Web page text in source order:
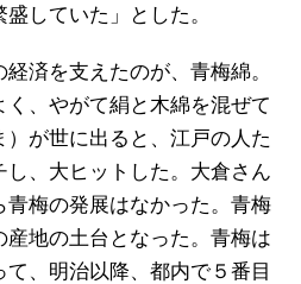
していた」とした。
済を支えたのが、青梅綿。
、やがて絹と木綿を混ぜて
が世に出ると、江戸の人た
、大ヒットした。大倉さん
青梅の発展はなかった。青梅
地の土台となった。青梅は
、明治以降、都内で５番目